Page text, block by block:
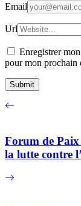
Email
Url
Enregistrer
pour mon prochain
Forum de Paix
la lutte contre